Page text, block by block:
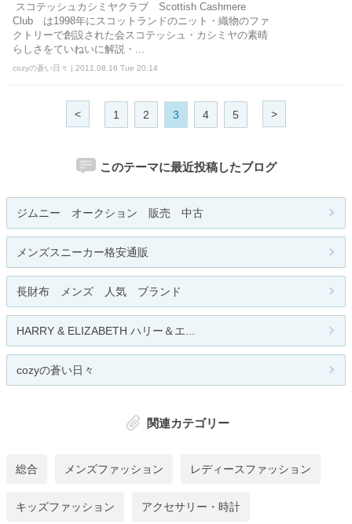
スコテッシュカシミヤクラブ Scottish Cashmere
Club は1998年にスコットランドのニット・織物のファ
クトリーで創設された会スコテッシュ・カシミヤの素晴
らしさをていねいに解説・...
cozyの蒼い日々 | 2011.08.16 Tue 20:14
< 1 2 3 4 5 >
このテーマに最近投稿したブログ
ジムニー オークション 販売 中古
メンズスニーカー格安通販
長財布 メンズ 人気 ブランド
HARRY & ELIZABETH ハリー＆エ...
cozyの蒼い日々
関連カテゴリー
総合 メンズファッション レディースファッション
キッズファッション アクセサリー・時計